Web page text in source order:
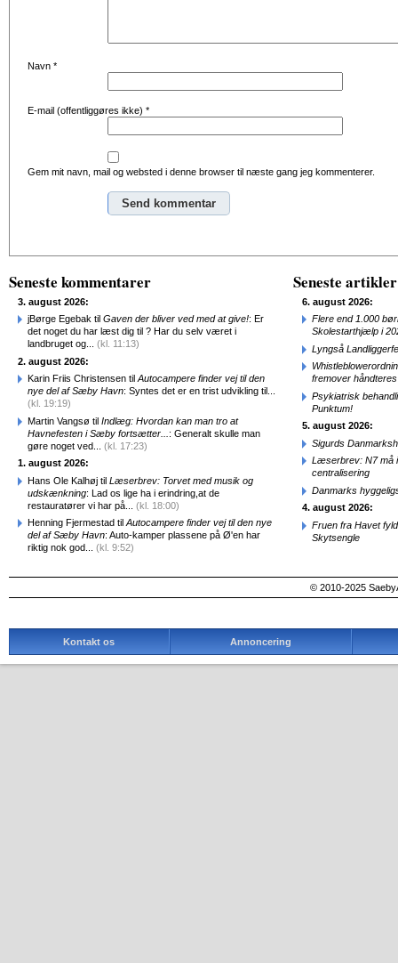
Navn *
E-mail (offentliggøres ikke) *
Gem mit navn, mail og websted i denne browser til næste gang jeg kommenterer.
Seneste kommentarer
3. august 2026:
jBørge Egebak til Gaven der bliver ved med at give!: Er
det noget du har læst dig til ? Har du selv været i
landbruget og... (kl. 11:13)
2. august 2026:
Karin Friis Christensen til Autocampere finder vej til den
nye del af Sæby Havn: Syntes det er en trist udvikling til...
(kl. 19:19)
Martin Vangsø til Indlæg: Hvordan kan man tro at
Havnefesten i Sæby fortsætter... : Generalt skulle man
gøre noget ved... (kl. 17:23)
1. august 2026:
Hans Ole Kalhøj til Læserbrev: Torvet med musik og
udskænkning: Lad os lige ha i erindring,at de
restauratører vi har på... (kl. 18:00)
Henning Fjermestad til Autocampere finder vej til den nye
del af Sæby Havn: Auto-kamper plassene på Ø'en har
riktig nok god... (kl. 9:52)
Seneste artikler
6. august 2026:
Flere end 1.000
Skolestarthjælp i
Lyngså
fremover
Psykiatrisk
Punktum!
5. august 2026:
Sigurds
Læserbrev: N7 må
centralisering
Danmarks
4. august 2026:
Fruen fra Havet
Skytsengle
© 2010-2025
Kontakt os Annoncering